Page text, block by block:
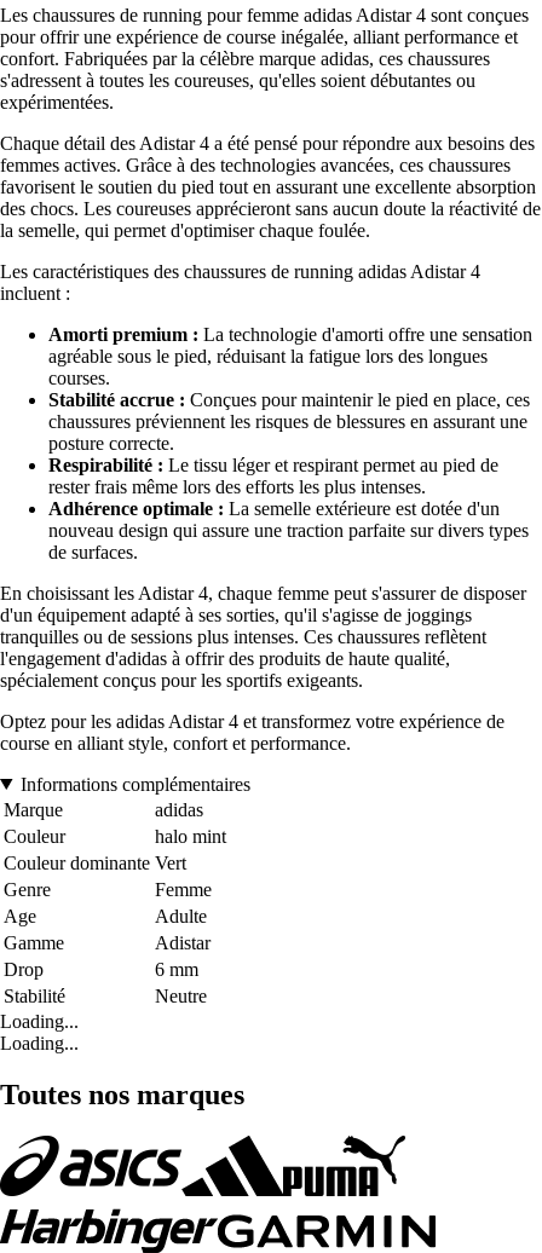
Les chaussures de running pour femme adidas Adistar 4 sont conçues
pour offrir une expérience de course inégalée, alliant performance et
confort. Fabriquées par la célèbre marque adidas, ces chaussures
s'adressent à toutes les coureuses, qu'elles soient débutantes ou
expérimentées.
Chaque détail des Adistar 4 a été pensé pour répondre aux besoins des
femmes actives. Grâce à des technologies avancées, ces chaussures
favorisent le soutien du pied tout en assurant une excellente absorption
des chocs. Les coureuses apprécieront sans aucun doute la réactivité de
la semelle, qui permet d'optimiser chaque foulée.
Les caractéristiques des chaussures de running adidas Adistar 4
incluent :
Amorti premium : La technologie d'amorti offre une sensation
agréable sous le pied, réduisant la fatigue lors des longues
courses.
Stabilité accrue : Conçues pour maintenir le pied en place, ces
chaussures préviennent les risques de blessures en assurant une
posture correcte.
Respirabilité : Le tissu léger et respirant permet au pied de
rester frais même lors des efforts les plus intenses.
Adhérence optimale : La semelle extérieure est dotée d'un
nouveau design qui assure une traction parfaite sur divers types
de surfaces.
En choisissant les Adistar 4, chaque femme peut s'assurer de disposer
d'un équipement adapté à ses sorties, qu'il s'agisse de joggings
tranquilles ou de sessions plus intenses. Ces chaussures reflètent
l'engagement d'adidas à offrir des produits de haute qualité,
spécialement conçus pour les sportifs exigeants.
Optez pour les adidas Adistar 4 et transformez votre expérience de
course en alliant style, confort et performance.
Informations complémentaires
Marque
adidas
Couleur
halo mint
Couleur dominante Vert
Genre
Femme
Age
Adulte
Gamme
Adistar
Drop
6 mm
Stabilité
Neutre
Loading...
Loading...
Toutes nos marques